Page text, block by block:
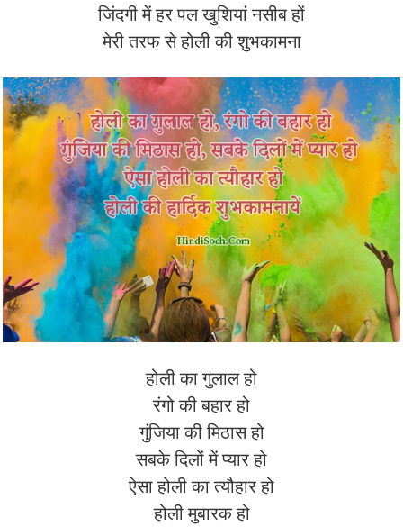
जिंदगी में हर पल खुशियां नसीब हों
मेरी तरफ से होली की शुभकामना
होली का गुलाल हो
रंगो की बहार हो
गुंजिया की मिठास हो
सबके दिलों में प्यार हो
ऐसा होली का त्यौहार हो
होली मुबारक हो